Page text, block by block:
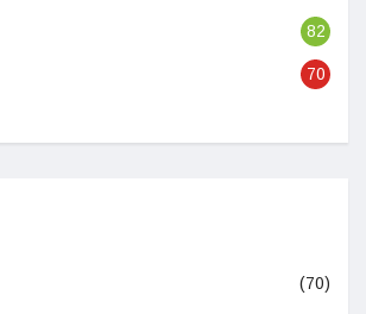
82
70
(70)